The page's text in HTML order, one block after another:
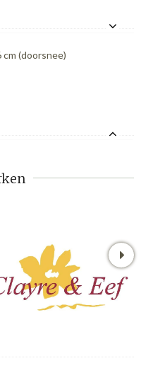
(doorsnee)